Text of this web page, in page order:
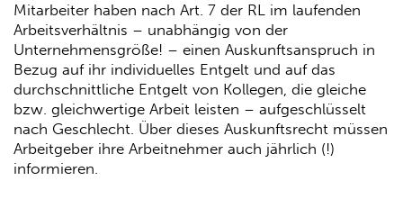
Mitarbeiter haben nach Art. 7 der RL im laufenden
Arbeitsverhältnis – unabhängig von der
Unternehmensgröße! – einen Auskunftsanspruch in
Bezug auf ihr individuelles Entgelt und auf das
durchschnittliche Entgelt von Kollegen, die gleiche
bzw. gleichwertige Arbeit leisten – aufgeschlüsselt
nach Geschlecht. Über dieses Auskunftsrecht müssen
Arbeitgeber ihre Arbeitnehmer auch jährlich (!)
informieren.